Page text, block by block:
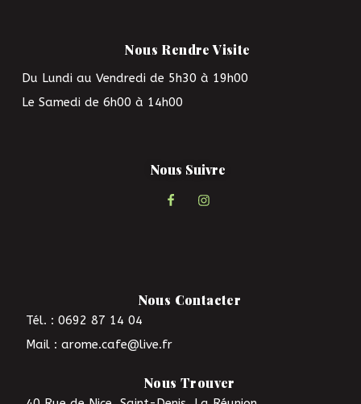
Nous Rendre Visite
Du Lundi au Vendredi de 5h30 à 19h00
Le Samedi de 6h00 à 14h00
Nous Suivre
Nous Contacter
Tél. : 0692 87 14 04
Mail : arome.cafe@live.fr
Nous Trouver